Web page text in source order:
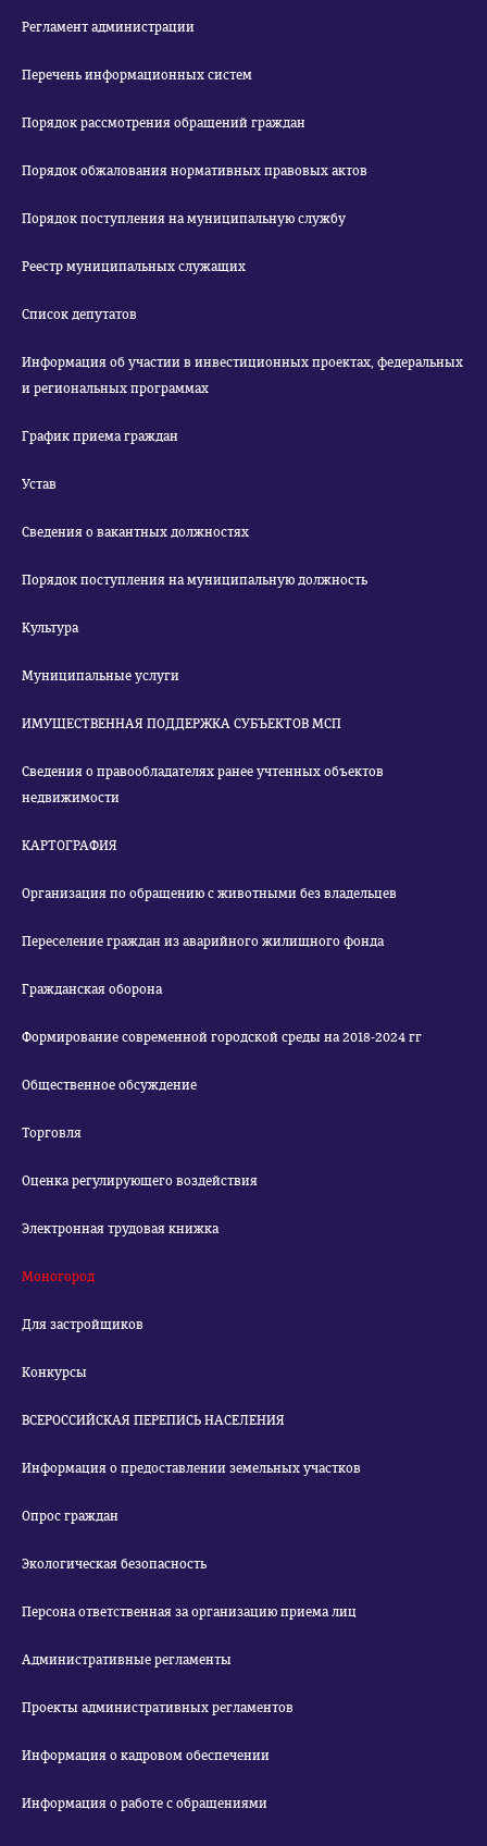
Регламент администрации
Перечень информационных систем
Порядок рассмотрения обращений граждан
Порядок обжалования нормативных правовых актов
Порядок поступления на муниципальную службу
Реестр муниципальных служащих
Список депутатов
Информация об участии в инвестиционных проектах, федеральных
и региональных программах
График приема граждан
Устав
Сведения о вакантных должностях
Порядок поступления на муниципальную должность
Культура
Муниципальные услуги
ИМУЩЕСТВЕННАЯ ПОДДЕРЖКА СУБЪЕКТОВ МСП
Сведения о правообладателях ранее учтенных объектов
недвижимости
КАРТОГРАФИЯ
Организация по обращению с животными без владельцев
Переселение граждан из аварийного жилищного фонда
Гражданская оборона
Формирование современной городской среды на 2018-2024 гг
Общественное обсуждение
Торговля
Оценка регулирующего воздействия
Электронная трудовая книжка
Моногород
Для застройщиков
Конкурсы
ВСЕРОССИЙСКАЯ ПЕРЕПИСЬ НАСЕЛЕНИЯ
Информация о предоставлении земельных участков
Опрос граждан
Экологическая безопасность
Персона ответственная за организацию приема лиц
Административные регламенты
Проекты административных регламентов
Информация о кадровом обеспечении
Информация о работе с обращениями